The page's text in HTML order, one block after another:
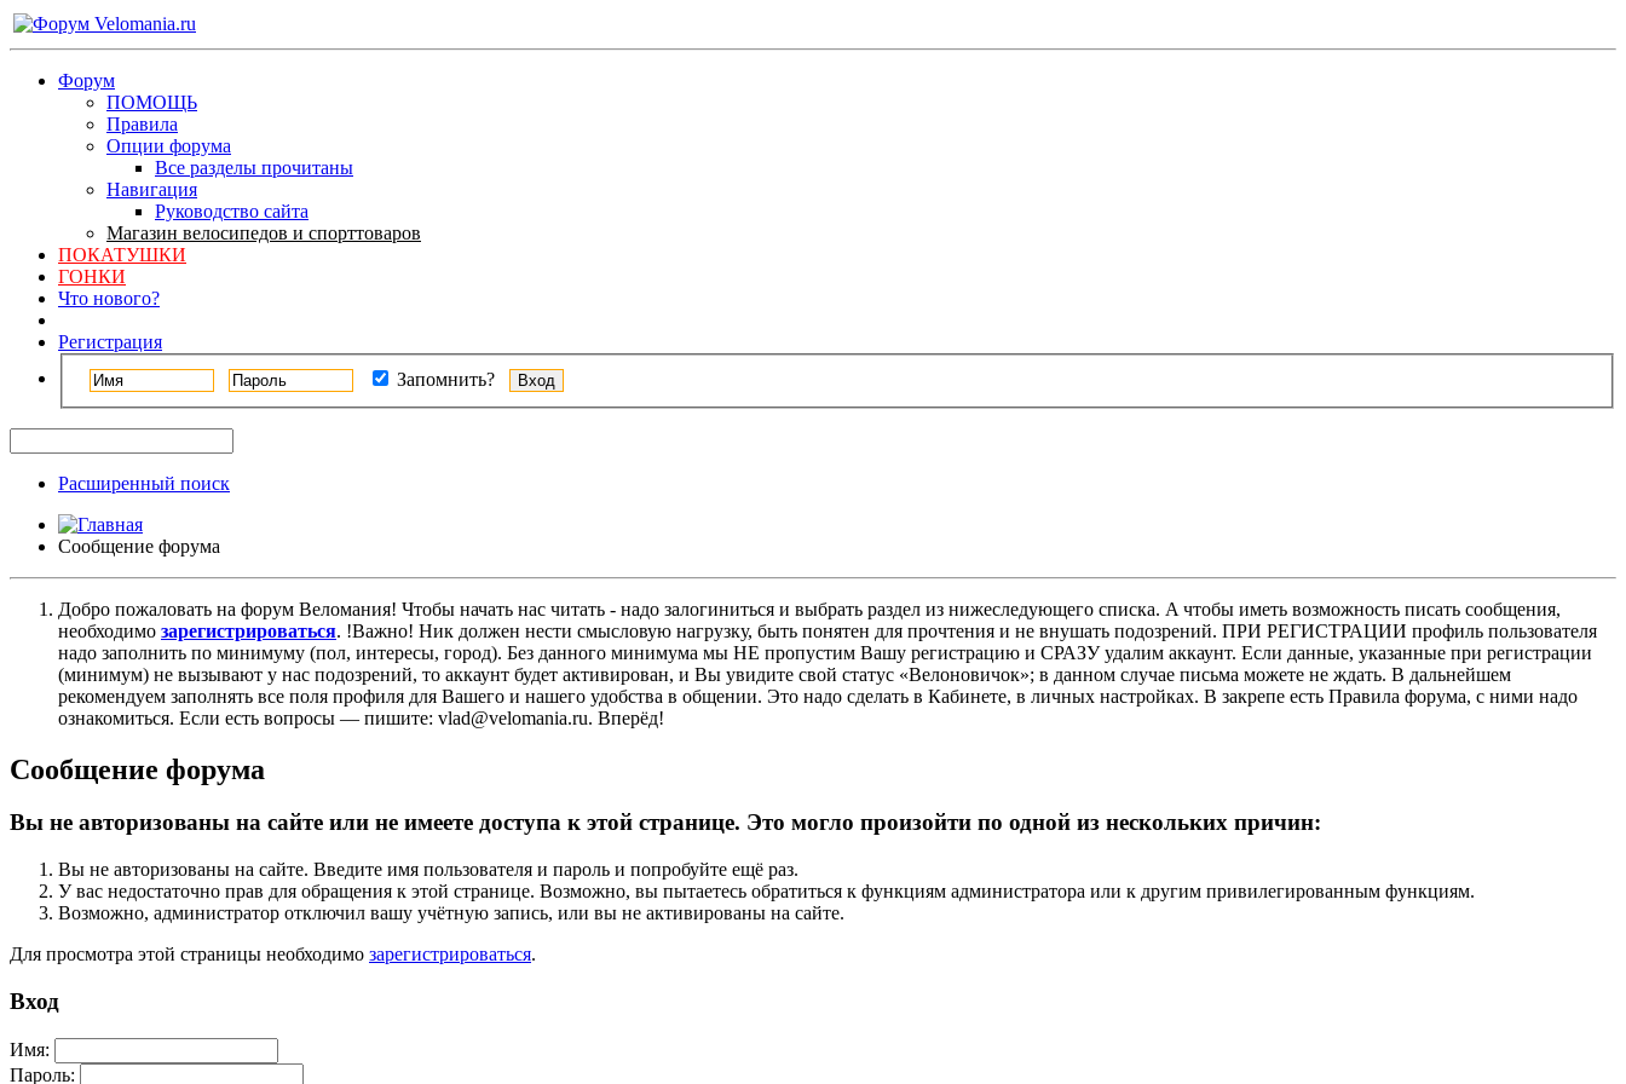
Форум
ПОМОЩЬ
Правила
Опции форума
Все разделы прочитаны
Навигация
Руководство сайта
Магазин велосипедов и спорттоваров
ПОКАТУШКИ
ГОНКИ
Что нового?
Регистрация
Запомнить?
Расширенный поиск
Сообщение форума
Добро пожаловать на форум Веломания! Чтобы начать нас читать - надо залогиниться и выбрать раздел из нижеследующего списка. A чтобы иметь возможность писать сообщения,
необходимо зарегистрироваться. !Важно! Ник должен нести смысловую нагрузку, быть понятен для прочтения и не внушать подозрений. ПРИ РЕГИСТРАЦИИ профиль пользователя
надо заполнить по минимуму (пол, интересы, город). Без данного минимума мы НЕ пропустим Вашу регистрацию и СРАЗУ удалим аккаунт. Если данные, указанные при регистрации
(минимум) не вызывают у нас подозрений, то аккаунт будет активирован, и Вы увидите свой статус «Велоновичок»; в данном случае письма можете не ждать. В дальнейшем
рекомендуем заполнять все поля профиля для Вашего и нашего удобства в общении. Это надо сделать в Кабинете, в личных настройках. В закрепе есть Правила форума, с ними надо
ознакомиться. Если есть вопросы — пишите: vlad@velomania.ru. Вперёд!
Сообщение форума
Вы не авторизованы на сайте или не имеете доступа к этой странице. Это могло произойти по одной из нескольких причин:
Вы не авторизованы на сайте. Введите имя пользователя и пароль и попробуйте ещё раз.
У вас недостаточно прав для обращения к этой странице. Возможно, вы пытаетесь обратиться к функциям администратора или к другим привилегированным функциям.
Возможно, администратор отключил вашу учётную запись, или вы не активированы на сайте.
Для просмотра этой страницы необходимо зарегистрироваться.
Вход
Имя:
Пароль: